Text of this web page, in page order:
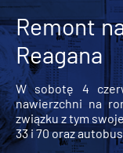
Remont
Reagana
W sobotę 4
nawierzchni na
związku z tym
33 i 70 oraz